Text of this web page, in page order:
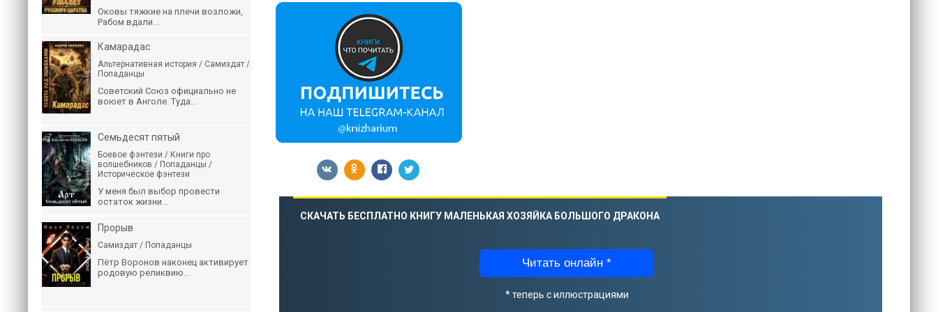
СКАЧАТЬ БЕСПЛАТНО КНИГУ МАЛЕНЬКАЯ ХОЗЯЙКА БОЛЬШОГО ДРАКОНА
Читать онлайн *
* теперь с иллюстрациями
Оковы тяжкие на плечи возложи,
Рабом вдали...
Камарадас
Альтернативная история / Самиздат /
Попаданцы
Советский Союз официально не
воюет в Анголе. Туда...
Семьдесят пятый
Боевое фэнтези / Книги про
волшебников / Попаданцы /
Историческое фэнтези
У меня был выбор провести
остаток жизни...
Прорыв
Самиздат / Попаданцы
Пётр Воронов наконец активирует
родовую реликвию...